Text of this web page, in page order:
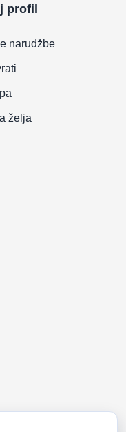
profil
narudžbe
želja